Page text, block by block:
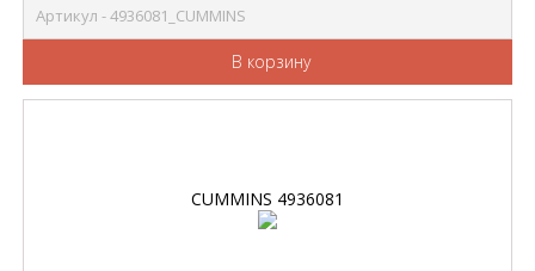
Артикул - 4936081_CUMMINS
В корзину